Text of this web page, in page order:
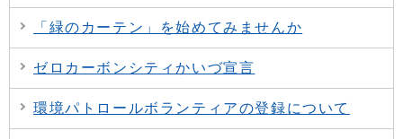
「緑のカーテン」を始めてみませんか
ゼロカーボンシティかいづ宣言
環境パトロールボランティアの登録について